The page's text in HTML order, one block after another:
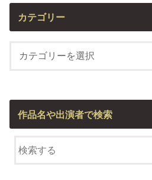
カテゴリー
作品名や出演者で検索